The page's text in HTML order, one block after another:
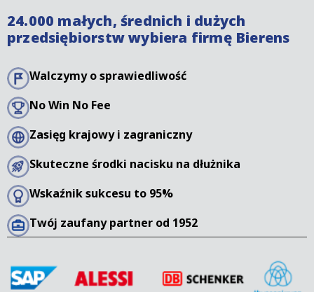
24.000 małych, średnich i dużych
przedsiębiorstw wybiera firmę Bierens
Walczymy o sprawiedliwość
No Win No Fee
Zasięg krajowy i zagraniczny
Skuteczne środki nacisku na dłużnika
Wskaźnik sukcesu to 95%
Twój zaufany partner od 1952